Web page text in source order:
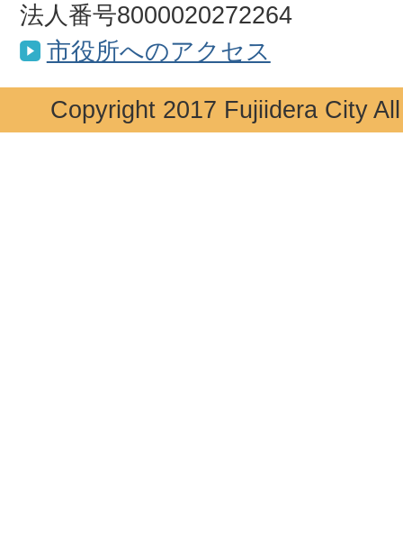
法人番号8000020272264
市役所へのアクセス
Copyright 2017 Fujiidera City